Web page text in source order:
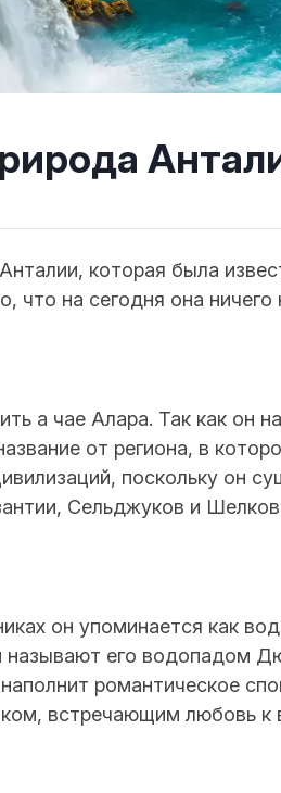
которая была
что на сегодня она ничего
а чае Алара. Так как он
от региона, в
поскольку он
Сельджуков и
он упоминается как
его водопадом
романтическое
встречающим любовь к